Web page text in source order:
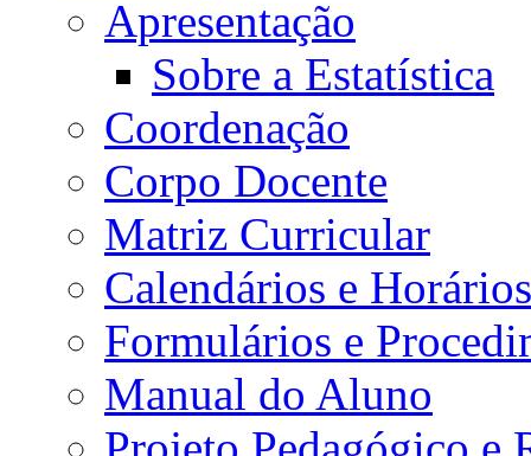
Apresentação
Sobre a Estatística
Coordenação
Corpo Docente
Matriz Curricular
Calendários e Horários
Formulários e
Manual do Aluno